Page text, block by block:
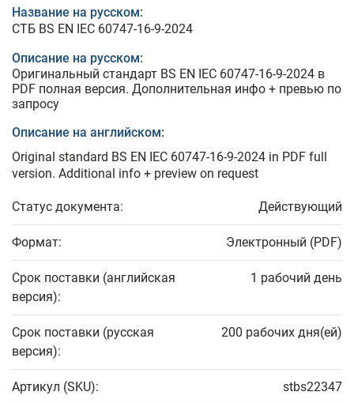
Название на русском:
СТБ BS EN IEC 60747-16-9-2024
Описание на русском:
Оригинальный стандарт BS EN IEC 60747-16-9-2024 в
PDF полная версия. Дополнительная инфо + превью по
запросу
Описание на английском:
Original standard BS EN IEC 60747-16-9-2024 in PDF full
version. Additional info + preview on request
Статус документа: Действующий
Формат: Электронный (PDF)
Срок поставки (английская
версия):
1 рабочий день
Срок поставки (русская
версия):
200 рабочих дня(ей)
Артикул (SKU): stbs22347